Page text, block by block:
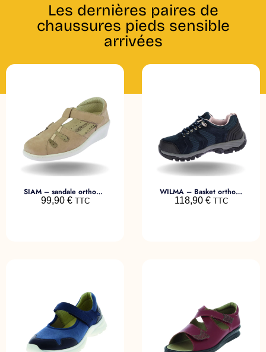
Les dernières paires de
chaussures pieds sensible
arrivées
SIAM – sandale orthopédique femme
99,90 € TTC
WILMA – Basket orthopédique pieds sensibles
118,90 € TTC